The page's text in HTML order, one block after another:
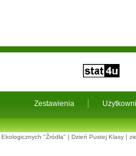
Zestawienia
"Źródła" | Dzień Pustej Klasy |